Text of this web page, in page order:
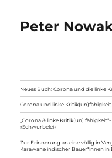
Peter
Neues Buch: Corona und die linke
Corona und linke
„Corona & linke Kritik(un)
»Schwurbelei«
Zur Erinnerung an eine völlig in
Karawane indischer Bauer*innen in